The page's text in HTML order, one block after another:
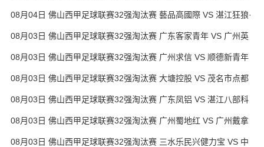
徒 全场录像
08月04日 佛山西甲足球联赛32强淘汰赛 藝品高國際 VS 湛江狂狼·
粵辉能源 全场录像
08月03日 佛山西甲足球联赛32强淘汰赛 广东客家青年 VS 广州英
华思力U17 全场录像
08月03日 佛山西甲足球联赛32强淘汰赛 广州求信 VS 顺德新青年
全场录像
08月03日 佛山西甲足球联赛32强淘汰赛 大塘控股 VS 茂名市点都
得 全场录像
08月03日 佛山西甲足球联赛32强淘汰赛 广东凤铝 VS 湛江八部科
技 全场录像
08月03日 佛山西甲足球联赛32强淘汰赛 广州蜀地红 VS 广州戴拿
模 全场录像
08月03日 佛山西甲足球联赛32强淘汰赛 三水乐民兴健力宝 VS 中